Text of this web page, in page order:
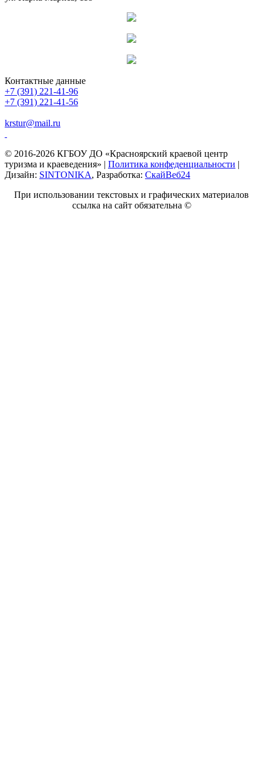
Контактные данные
+7 (391) 221-41-96
+7 (391) 221-41-56
krstur@mail.ru
© 2016-2026 КГБОУ ДО «Красноярский краевой центр
туризма и краеведения» | Политика конфеденциальности |
Дизайн: SINTONIKA, Разработка: СкайВеб24
При использовании текстовых и графических материалов
ссылка на сайт обязательна ©